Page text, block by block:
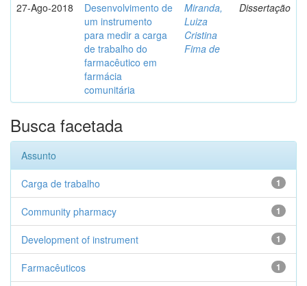
27-Ago-2018
Desenvolvimento de
um instrumento
para medir a carga
de trabalho do
farmacêutico em
farmácia
comunitária
Miranda,
Luiza
Cristina
Fima de
Dissertação
Busca facetada
Assunto
1
Carga de trabalho
1
Community pharmacy
1
Development of instrument
1
Farmacêuticos